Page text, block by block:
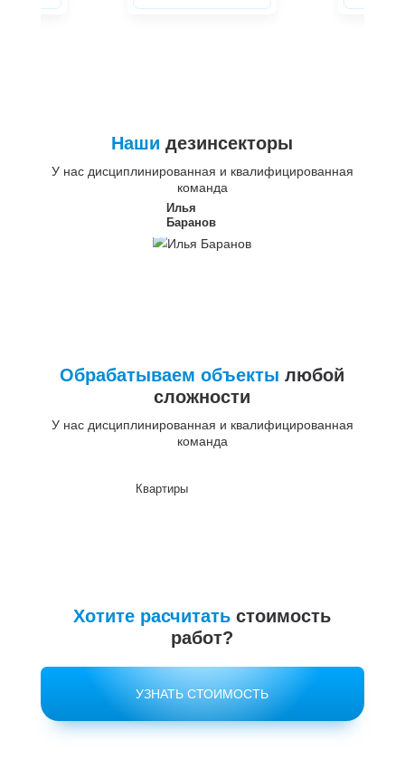
Наши дезинсекторы
У нас дисциплинированная и квалифицированная
команда
Илья
Баранов
Обрабатываем объекты любой
сложности
У нас дисциплинированная и квалифицированная
команда
Квартиры
Хотите расчитать стоимость
работ?
УЗНАТЬ СТОИМОСТЬ